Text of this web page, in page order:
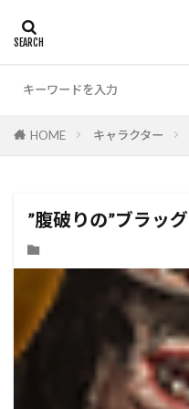
HOME キャラクター
”腹破りの”ブラッグ
カテゴリー